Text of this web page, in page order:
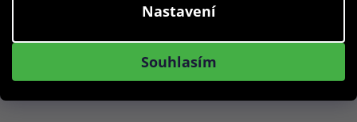
Nastavení
Souhlasím